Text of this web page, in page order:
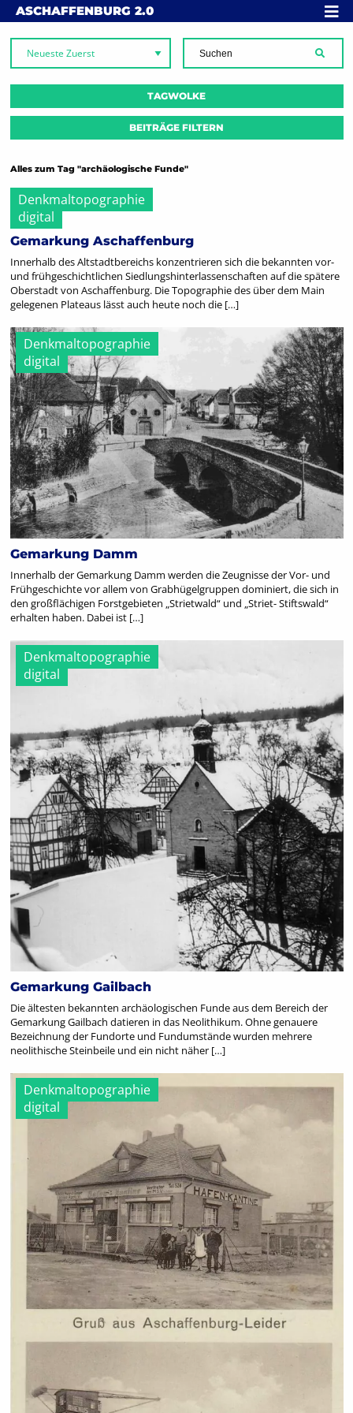
Skip to content
ASCHAFFENBURG 2.0 MENÜ
TAGWOLKE
BEITRÄGE FILTERN
Alles zum Tag "archäologische Funde"
Denkmaltopographie
digital
Gemarkung Aschaffenburg
Innerhalb des Altstadtbereichs konzentrieren sich die bekannten vor-
und frühgeschichtlichen Siedlungshinterlassenschaften auf die spätere
Oberstadt von Aschaffenburg. Die Topographie des über dem Main
gelegenen Plateaus lässt auch heute noch die […]
Denkmaltopographie
digital
Gemarkung Damm
Innerhalb der Gemarkung Damm werden die Zeugnisse der Vor- und
Frühgeschichte vor allem von Grabhügelgruppen dominiert, die sich in
den großflächigen Forstgebieten „Strietwald“ und „Striet- Stiftswald“
erhalten haben. Dabei ist […]
Denkmaltopographie
digital
Gemarkung Gailbach
Die ältesten bekannten archäologischen Funde aus dem Bereich der
Gemarkung Gailbach datieren in das Neolithikum. Ohne genauere
Bezeichnung der Fundorte und Fundumstände wurden mehrere
neolithische Steinbeile und ein nicht näher […]
Denkmaltopographie
digital